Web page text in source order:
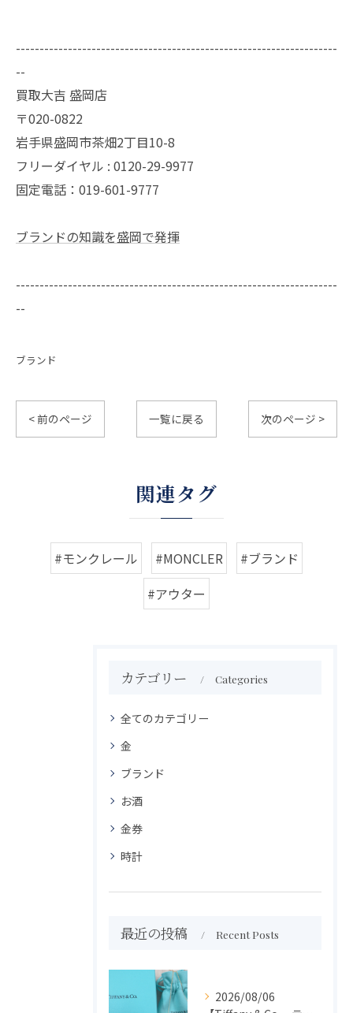
--------------------------------------------------------------------
--
買取大吉 盛岡店
〒020-0822
岩手県盛岡市茶畑2丁目10-8
フリーダイヤル : 0120-29-9977
固定電話：019-601-9777
ブランドの知識を盛岡で発揮
--------------------------------------------------------------------
--
ブランド
< 前のページ 一覧に戻る 次のページ >
関連タグ
#モンクレール #MONCLER
#ブランド
#アウター
カテゴリー Categories
全てのカテゴリー
金
ブランド
お酒
金券
時計
最近の投稿 Recent Posts
2026/08/06